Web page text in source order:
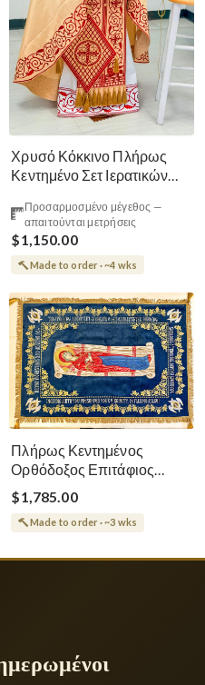
Χρυσό Κόκκινο Πλήρως
Κεντημένο Σετ Ιερατικών
Προσαρμοσμένο μέγεθος —
απαιτούνται μετρήσεις
$1,150.00
Made to order · ~4 wks
Πλήρως Κεντημένος
Ορθόδοξος Επιτάφιος
Κοίμησης
$1,785.00
Made to order · ~3 wks